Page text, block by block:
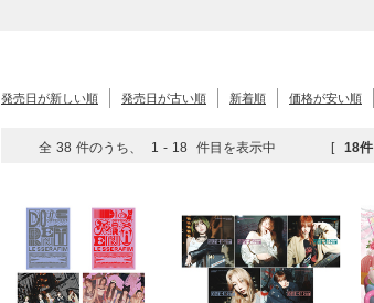
発売日が新しい順 発売日が古い順 新着順 価格が安い順
全 38 件のうち、 1 - 18 件目を表示中 [ 18件